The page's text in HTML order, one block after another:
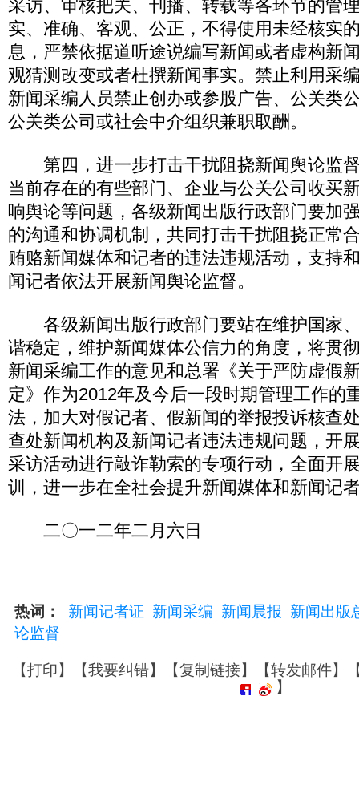
采访、审核把关、刊播、转载等各环节的管
实、准确、客观、公正，不得使用未经核实
息，严禁依据道听途说编写新闻或者虚构新
观猜测改变或者杜撰新闻事实。禁止利用采
新闻采编人员禁止创办或参股广告、公关类
公关类公司或社会中介组织兼职取酬。
第四，进一步打击干扰阻挠新闻舆论监
当前存在的有些部门、企业与公关公司收买
响舆论等问题，各级新闻出版行政部门要加
的沟通和协调机制，共同打击干扰阻挠正常
贿赂新闻媒体和记者的违法违规活动，支持
闻记者依法开展新闻舆论监督。
各级新闻出版行政部门要站在维护国家
谐稳定，维护新闻媒体公信力的角度，将贯
新闻采编工作的意见和总署《关于严防虚假
定》作为2012年及今后一段时期管理工作的
法，加大对假记者、假新闻的举报投诉核查
查处新闻机构及新闻记者违法违规问题，开
采访活动进行敲诈勒索的专项行动，全面开
训，进一步在全社会提升新闻媒体和新闻记
二〇一二年二月六日
热词： 新闻记者证 新闻采编 新闻晨报 新闻出版
论监督
【打印】【我要纠错】【复制链接】【转发邮件】
】